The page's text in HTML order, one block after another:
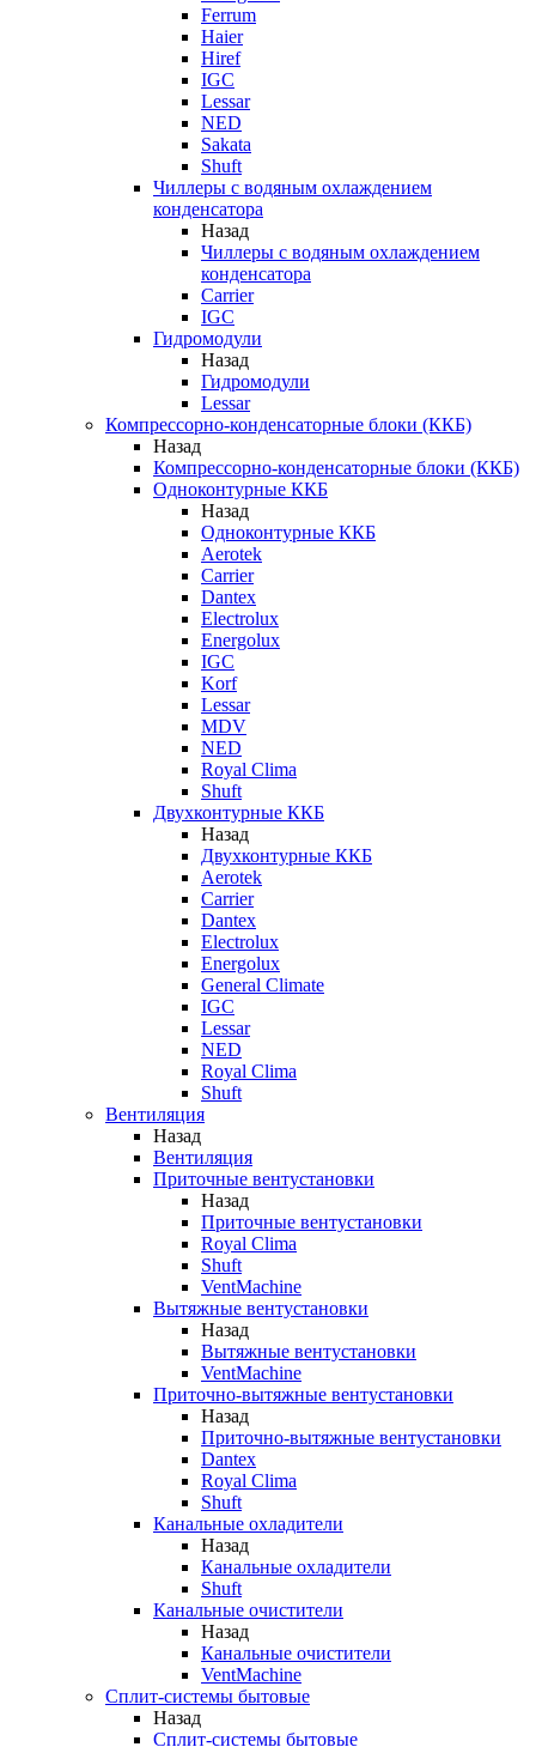
Ferrum
Haier
Hiref
IGC
Lessar
NED
Sakata
Shuft
Чиллеры с водяным охлаждением
конденсатора
Назад
Чиллеры с водяным охлаждением
конденсатора
Carrier
IGC
Гидромодули
Назад
Гидромодули
Lessar
Компрессорно-конденсаторные блоки (ККБ)
Назад
Компрессорно-конденсаторные блоки (ККБ)
Одноконтурные ККБ
Назад
Одноконтурные ККБ
Aerotek
Carrier
Dantex
Electrolux
Energolux
IGC
Korf
Lessar
MDV
NED
Royal Clima
Shuft
Двухконтурные ККБ
Назад
Двухконтурные ККБ
Aerotek
Carrier
Dantex
Electrolux
Energolux
General Climate
IGC
Lessar
NED
Royal Clima
Shuft
Вентиляция
Назад
Вентиляция
Приточные вентустановки
Назад
Приточные вентустановки
Royal Clima
Shuft
VentMachine
Вытяжные вентустановки
Назад
Вытяжные вентустановки
VentMachine
Приточно-вытяжные вентустановки
Назад
Приточно-вытяжные вентустановки
Dantex
Royal Clima
Shuft
Канальные охладители
Назад
Канальные охладители
Shuft
Канальные очистители
Назад
Канальные очистители
VentMachine
Сплит-системы бытовые
Назад
Сплит-системы бытовые